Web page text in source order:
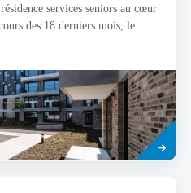
services seniors au cœur
des 18 derniers mois, le
Savoir
plus